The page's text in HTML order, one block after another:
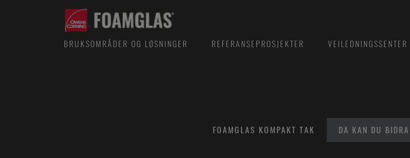
BRUKSOMRÅDER OG LØSNINGER REFERANSEPROSJEKTER VEILEDNINGSSENTER
FOAMGLAS KOMPAKT TAK DA KAN DU BIDRA